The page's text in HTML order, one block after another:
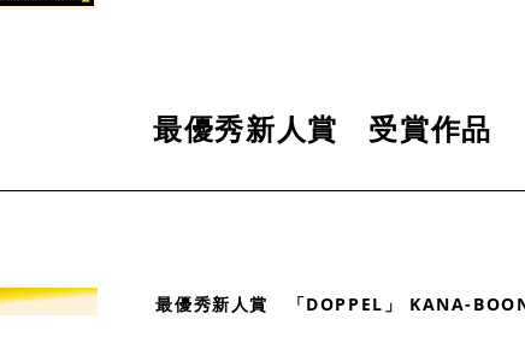
最優秀新人賞 受賞作品
最優秀新人賞 「DOPPEL」 KANA-